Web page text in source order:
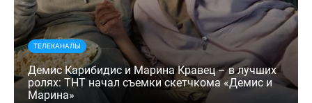
ТЕЛЕКАНАЛЫ
Демис Карибидис и Марина Кравец – в лучших
ролях: ТНТ начал съемки скетчкома «Демис и
Марина»